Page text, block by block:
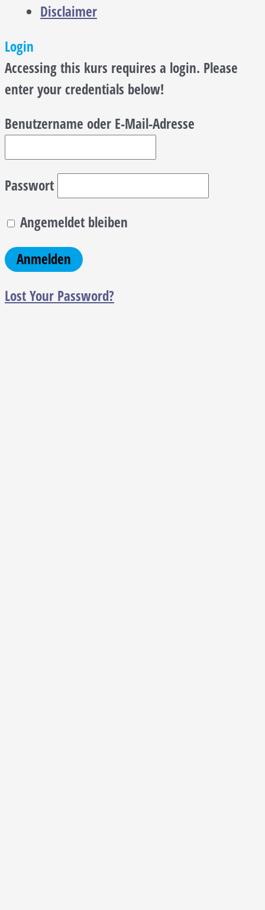
Disclaimer
Login
Accessing this kurs requires a login. Please
enter your credentials below!
Benutzername oder E-Mail-Adresse
Passwort
Angemeldet bleiben
Lost Your Password?